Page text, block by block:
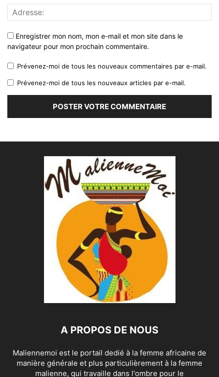
Enregistrer mon nom, mon e-mail et mon site dans le
navigateur pour mon prochain commentaire.
Prévenez-moi de tous les nouveaux commentaires par e-mail.
Prévenez-moi de tous les nouveaux articles par e-mail.
A PROPOS DE NOUS
Maliennemoi est le portail dedié à la femme africaine de
manière générale et plus particulièrement à la femme
malienne, qui travaille dans l'ombre pour le